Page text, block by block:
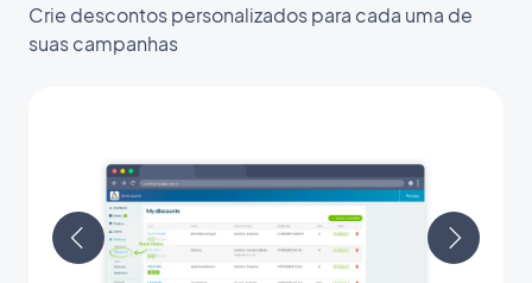
Crie descontos personalizados para cada uma de
suas campanhas